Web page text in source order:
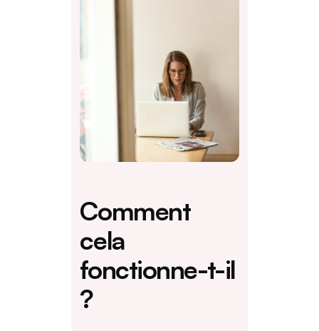
Comment
cela
fonctionne-t-il
?